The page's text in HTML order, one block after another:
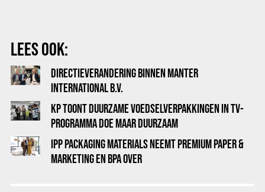
LEES OOK:
DIRECTIEVERANDERING BINNEN MANTER
INTERNATIONAL B.V.
KP TOONT DUURZAME VOEDSELVERPAKKINGEN IN TV-
PROGRAMMA DOE MAAR DUURZAAM
IPP PACKAGING MATERIALS NEEMT PREMIUM PAPER &
MARKETING EN BPA OVER